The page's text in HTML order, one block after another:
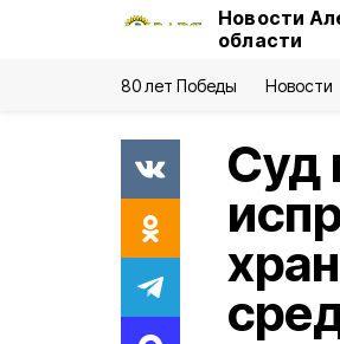
Новости
области
80 лет Победы Новости
Суд